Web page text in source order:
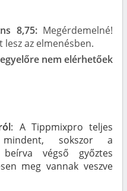
8,75:Megérdemelné!
lesz az elmenésben.
nem elérhetőek
: A Tippmixpro teljes
sokszor a
beírva végső győztes
meg vannak veszve